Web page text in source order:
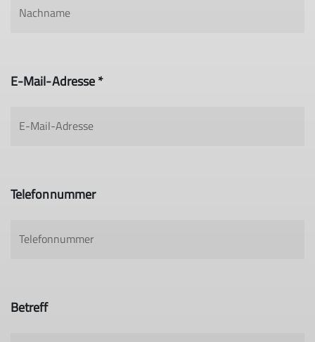
E-Mail-Adresse *
Telefonnummer
Betreff